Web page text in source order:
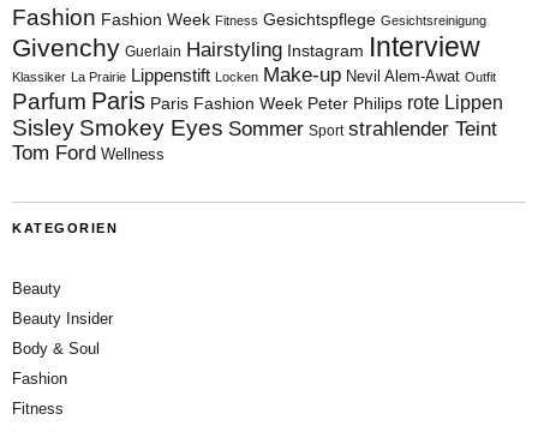
Fashion Fashion Week Fitness Gesichtspflege Gesichtsreinigung
Givenchy Guerlain Hairstyling Instagram Interview
Klassiker La Prairie Lippenstift Locken Make-up Nevil Alem-Awat Outfit
Parfum Paris Paris Fashion Week Peter Philips rote Lippen
Sisley Smokey Eyes Sommer Sport strahlender Teint
Tom Ford Wellness
KATEGORIEN
Beauty
Beauty Insider
Body & Soul
Fashion
Fitness